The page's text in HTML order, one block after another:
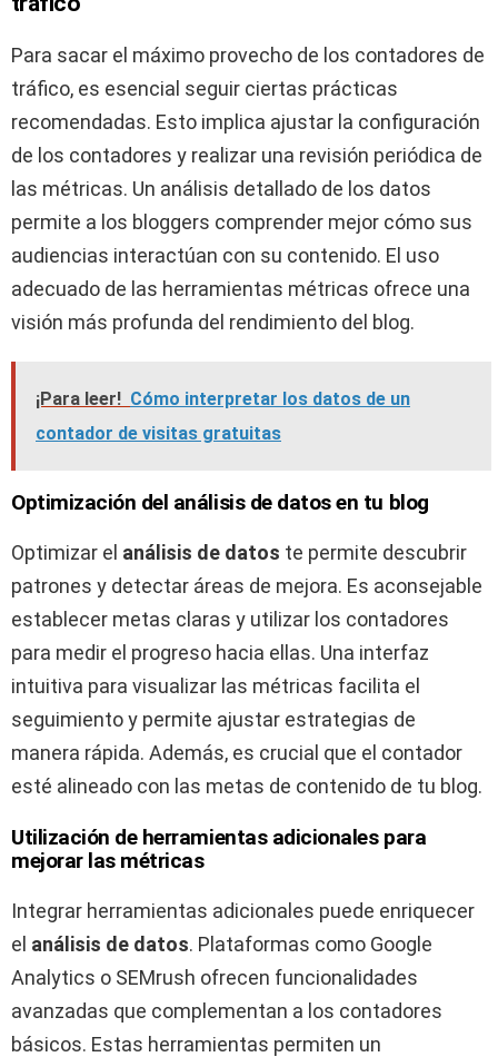
Para sacar el máximo provecho de los contadores de
tráfico, es esencial seguir ciertas prácticas
recomendadas. Esto implica ajustar la configuración
de los contadores y realizar una revisión periódica de
las métricas. Un análisis detallado de los datos
permite a los bloggers comprender mejor cómo sus
audiencias interactúan con su contenido. El uso
adecuado de las herramientas métricas ofrece una
visión más profunda del rendimiento del blog.
¡Para leer! Cómo interpretar los datos de un
contador de visitas gratuitas
Optimización del análisis de datos en tu blog
Optimizar el análisis de datos te permite descubrir
patrones y detectar áreas de mejora. Es aconsejable
establecer metas claras y utilizar los contadores
para medir el progreso hacia ellas. Una interfaz
intuitiva para visualizar las métricas facilita el
seguimiento y permite ajustar estrategias de
manera rápida. Además, es crucial que el contador
esté alineado con las metas de contenido de tu blog.
Utilización de herramientas adicionales para
mejorar las métricas
Integrar herramientas adicionales puede enriquecer
el análisis de datos. Plataformas como Google
Analytics o SEMrush ofrecen funcionalidades
avanzadas que complementan a los contadores
básicos. Estas herramientas permiten un